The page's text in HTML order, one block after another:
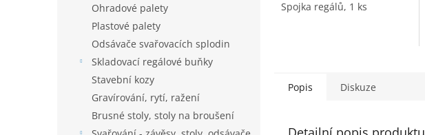
Ohradové palety
Plastové palety
Odsávače svařovacích splodin
Skladovací regálové buňky
Stavební kozy
Gravírování, rytí, ražení
Brusné stoly, stoly na broušení
Spojka regálů, 1 ks
Popis Diskuze